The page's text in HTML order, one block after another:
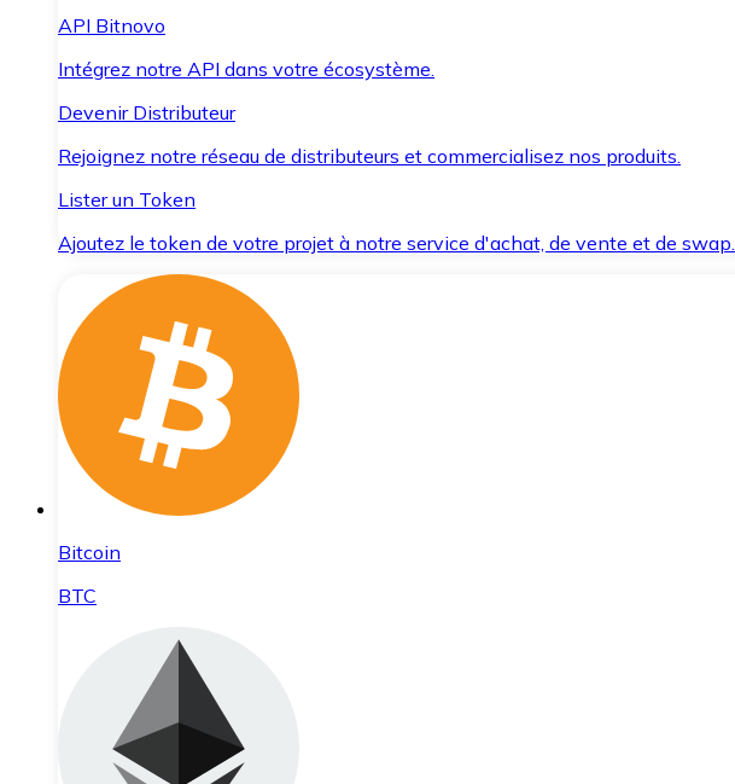
API Bitnovo
Intégrez notre API dans votre écosystème.
Devenir Distributeur
Rejoignez notre réseau de distributeurs et commercialisez nos produits.
Lister un Token
Ajoutez le token de votre projet à notre service d'achat, de vente et de swap.
Bitcoin
BTC